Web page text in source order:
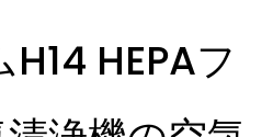
HEPAフ